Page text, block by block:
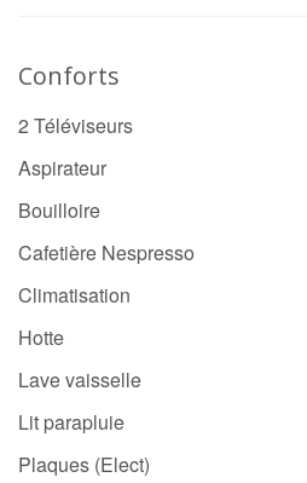
Conforts
2 Téléviseurs
Aspirateur
Bouilloire
Cafetière Nespresso
Climatisation
Hotte
Lave vaisselle
Lit parapluie
Plaques (Elect)